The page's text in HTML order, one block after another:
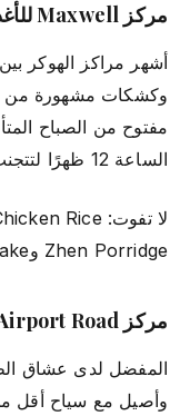
مركز Maxwell للأغذية (الحي الصيني)
أشهر مراكز الهوكر
مفتوح من الصباح
الساعة 12 ظهرًا لتتجنب أطول الطوابير.
Zhen Porridge وMaxwell Fuzhou Oyster Cake.
مركز Old Airport Road للأغذية (جيلانج)
المفضل لدى عشاق
وأصيل مع سياح أقل